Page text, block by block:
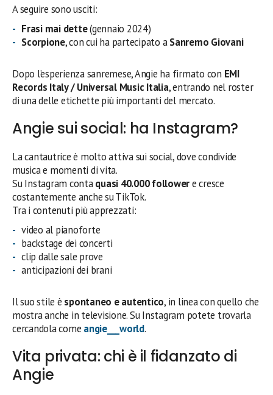
A seguire sono usciti:
Frasi mai dette(gennaio 2024)
Scorpione, con cui ha partecipato aSanremo Giovani
Dopo l’esperienza sanremese, Angie ha firmato con EMI
Records Italy / Universal Music Italia, entrando nel roster
di una delle etichette più importanti del mercato.
Angie sui social: ha Instagram?
La cantautrice è molto attiva sui social, dove condivide
musica e momenti di vita.
Su Instagram contaquasi 40.000 followere cresce
costantemente anche su TikTok.
Tra i contenuti più apprezzati:
video al pianoforte
backstage dei concerti
clip dalle sale prove
anticipazioni dei brani
Il suo stile è spontaneo e autentico, in linea con quello che
mostra anche in televisione. Su Instagram potete trovarla
cercandola come angie___world.
Vita privata: chi è il fidanzato di
Angie